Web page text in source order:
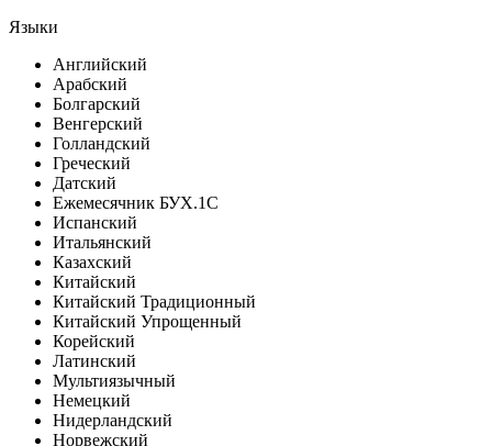
Языки
Английский
Арабский
Болгарский
Венгерский
Голландский
Греческий
Датский
Ежемесячник БУХ.1С
Испанский
Итальянский
Казахский
Китайский
Китайский Традиционный
Китайский Упрощенный
Корейский
Латинский
Мультиязычный
Немецкий
Нидерландский
Норвежский